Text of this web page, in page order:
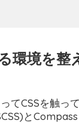
環境を整
てCSSを触っ
とCompass